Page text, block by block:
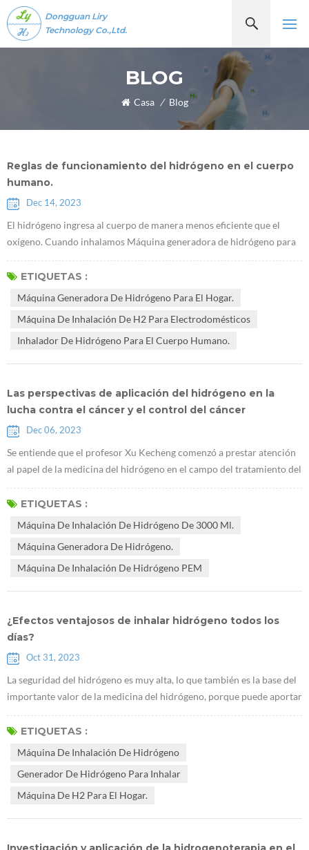
Dongguan Liry
Technology Co.,Ltd.
BLOG
Casa / Blog
Reglas de funcionamiento del hidrógeno en el cuerpo
humano.
Dec 14, 2023
El hidrógeno ingresa al cuerpo de manera menos eficiente que el
oxígeno. Cuando inhalamos Máquina generadora de hidrógeno para
el hogar, ingresa a nuestro cuerpo a través de un proceso similar a la
forma en que el oxígeno ingresa a nuestro cuerpo. Sin embargo,
eficienc...
ETIQUETAS :
Máquina Generadora De Hidrógeno Para El Hogar.
Máquina De Inhalación De H2 Para Electrodomésticos
Inhalador De Hidrógeno Para El Cuerpo Humano.
Las perspectivas de aplicación del hidrógeno en la
lucha contra el cáncer y el control del cáncer
Dec 06, 2023
Se entiende que el profesor Xu Kecheng comenzó a prestar atención
al papel de la medicina del hidrógeno en el campo del tratamiento del
cáncer hace un año. Después de entrevistar a muchos pacientes que
utilizaron la máquina de inhalación de hidrógeno de 3000 ml para
ETIQUETAS :
Máquina De Inhalación De Hidrógeno De 3000 Ml.
Máquina Generadora De Hidrógeno.
Máquina De Inhalación De Hidrógeno PEM
¿Efectos ventajosos de inhalar hidrógeno todos los
días?
Oct 31, 2023
La seguridad del hidrógeno es muy alta, lo que también es la base del
importante valor de la medicina del hidrógeno, porque puede aportar
muchos posibles beneficios para la salud sin causar altos costos a los
usuarios.A medida que se comprende cada vez más la medicina del
ETIQUETAS :
Máquina De Inhalación De Hidrógeno
Generador De Hidrógeno Para Inhalar
Máquina De H2 Para El Hogar.